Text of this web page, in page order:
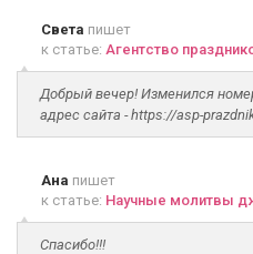
Света пишет
к статье: Агентство
Добрый вечер! Изменился
адрес сайта - https://asp-
Ана пишет
к статье: Научные молитвы
Спасибо!!!